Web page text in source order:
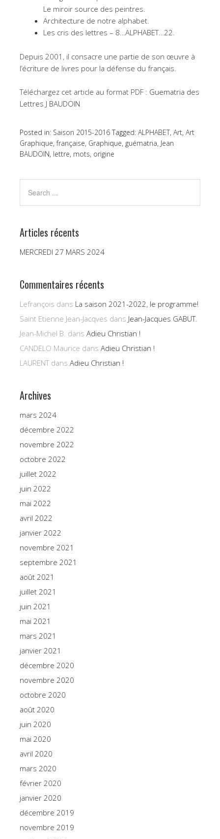
Le miroir source des peintres.
Architecture de notre alphabet.
Les cris des lettres – 8…ALPHABET…22.
Depuis 2001, il consacre une partie de son œuvre à
l’écriture de livres pour la défense du français.
Téléchargez cet article au format PDF : Guematria des
Lettres J BAUDOIN
Posted in: Saison 2015-2016 Tagged: ALPHABET, Art, Art
Graphique,française, Graphique, guématria, Jean
BAUDOIN, lettre, mots, origine
Articles récents
MERCREDI 27 MARS 2024
Commentaires récents
Lefrançois dans La saison 2021-2022, le programme!
Saint Etienne Jean-Jacqves dans Jean-Jacques GABUT.
Jean-Michel B. dans Adieu Christian !
CANDELO Maurice dans Adieu Christian !
LAURENTdans Adieu Christian !
Archives
mars 2024
décembre 2022
novembre 2022
octobre 2022
juillet 2022
juin 2022
mai 2022
avril 2022
janvier 2022
novembre 2021
septembre 2021
août 2021
juillet 2021
juin 2021
mai 2021
mars 2021
janvier 2021
décembre 2020
novembre 2020
octobre 2020
août 2020
juin 2020
mai 2020
avril 2020
mars 2020
février 2020
janvier 2020
décembre 2019
novembre 2019